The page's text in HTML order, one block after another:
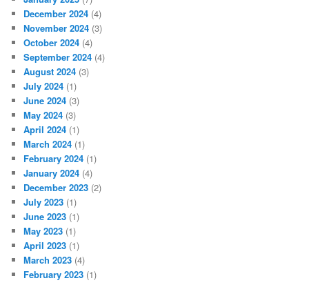
December 2024 (4)
November 2024 (3)
October 2024 (4)
September 2024 (4)
August 2024 (3)
July 2024 (1)
June 2024 (3)
May 2024 (3)
April 2024 (1)
March 2024 (1)
February 2024 (1)
January 2024 (4)
December 2023 (2)
July 2023 (1)
June 2023 (1)
May 2023 (1)
April 2023 (1)
March 2023 (4)
February 2023 (1)